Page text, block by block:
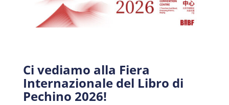
Ci vediamo alla Fiera
Internazionale del Libro di
Pechino 2026!